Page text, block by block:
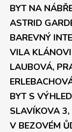
BYT NA
ASTRID
BAREVNÝ
VILA
LAUBOVÁ,
BYT S
SLAVÍKOVA 3,
V BEZOVÉM